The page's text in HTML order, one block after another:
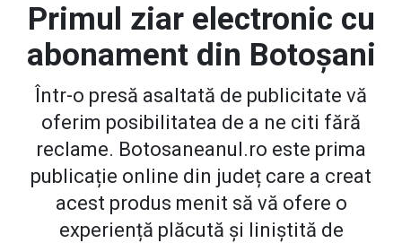
Primul ziar electronic cu
abonament din Botoșani
Într-o presă asaltată de publicitate vă
oferim posibilitatea de a ne citi fără
reclame. Botosaneanul.ro este prima
publicație online din județ care a creat
acest produs menit să vă ofere o
experiență plăcută și liniștită de